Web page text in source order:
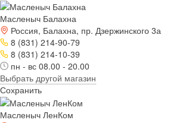
Масленыч Балахна
Россия, Балахна, пр. Дзержинского 3а
8 (831) 214-90-79
8 (831) 214-10-39
пн - вс 08.00 - 20.00
Выбрать другой магазин
Сохранить
Масленыч ЛенКом